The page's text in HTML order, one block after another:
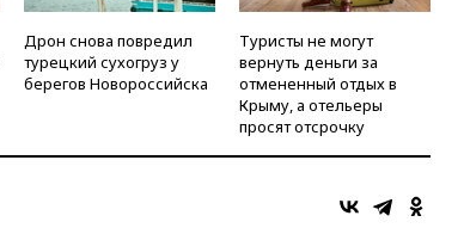
Дрон снова повредил
турецкий сухогруз у
берегов Новороссийска
Туристы не могут
вернуть деньги за
отмененный отдых в
Крыму, а отельеры
просят отсрочку